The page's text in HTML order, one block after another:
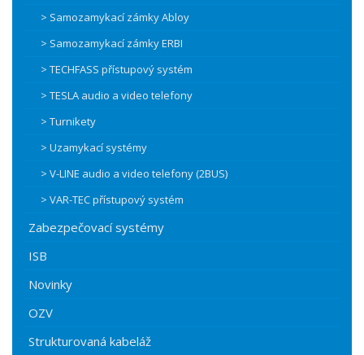
> Samozamykací zámky Abloy
> Samozamykací zámky ERBI
> TECHFASS přístupový systém
> TESLA audio a video telefony
> Turnikety
> Uzamykací systémy
> V-LINE audio a video telefony (2BUS)
> VAR-TEC přístupový systém
Zabezpečovací systémy
ISB
Novinky
OZV
Strukturovaná kabeláž